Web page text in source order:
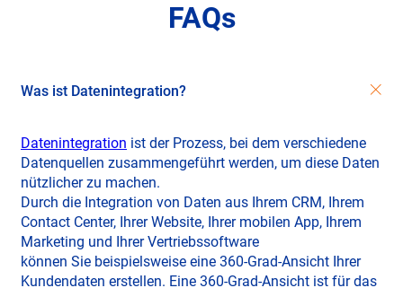
FAQs
Was ist Datenintegration?
Datenintegration ist der Prozess, bei dem verschiedene
Datenquellen zusammengeführt werden, um diese Daten
nützlicher zu machen.
Durch die Integration von Daten aus Ihrem CRM, Ihrem
Contact Center, Ihrer Website, Ihrer mobilen App, Ihrem
Marketing und Ihrer Vertriebssoftware
können Sie beispielsweise eine 360-Grad-Ansicht Ihrer
Kundendaten erstellen. Eine 360-Grad-Ansicht ist für das